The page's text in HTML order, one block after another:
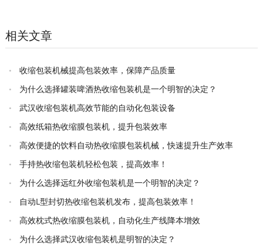
相关文章
收缩包装机械提高包装效率，保障产品质量
为什么选择罐装啤酒热收缩包装机是一个明智的决定？
武汉收缩包装机高效节能的自动化包装设备
高效纸箱热收缩膜包装机，提升包装效率
高效便捷的饮料自动热收缩膜包装机械，快速提升生产效率
手持热收缩包装机轻松包装，提高效率！
为什么选择远红外收缩包装机是一个明智的决定？
自动L型封切热收缩包装机发布，提高包装效率！
高效枕式热收缩膜包装机，自动化生产线降本增效
为什么选择武汉收缩包装机是明智的决定？